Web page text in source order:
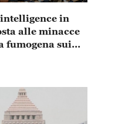
in
alle minacce
fumogena sui